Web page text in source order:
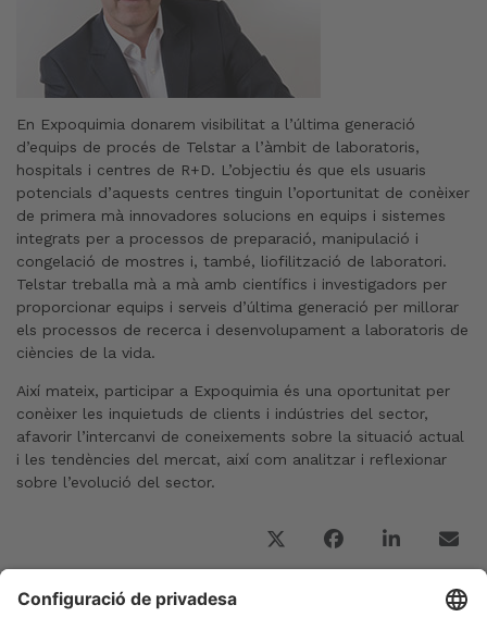
En Expoquimia donarem visibilitat a l’última generació
d’equips de procés de Telstar a l’àmbit de laboratoris,
hospitals i centres de R+D. L’objectiu és que els usuaris
potencials d’aquests centres tinguin l’oportunitat de conèixer
de primera mà innovadores solucions en equips i sistemes
integrats per a processos de preparació, manipulació i
congelació de mostres i, també, liofilització de laboratori.
Telstar treballa mà a mà amb científics i investigadors per
proporcionar equips i serveis d’última generació per millorar
els processos de recerca i desenvolupament a laboratoris de
ciències de la vida.
Així mateix, participar a Expoquimia és una oportunitat per
conèixer les inquietuds de clients i indústries del sector,
afavorir l’intercanvi de coneixements sobre la situació actual
i les tendències del mercat, així com analitzar i reflexionar
sobre l’evolució del sector.